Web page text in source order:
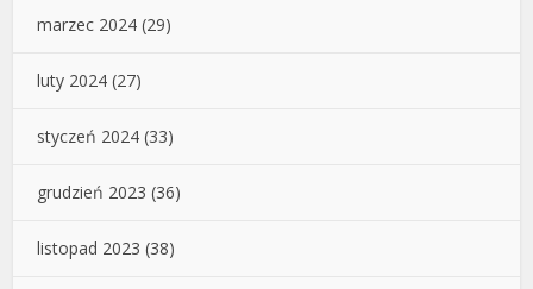
marzec 2024 (29)
luty 2024 (27)
styczeń 2024 (33)
grudzień 2023 (36)
listopad 2023 (38)